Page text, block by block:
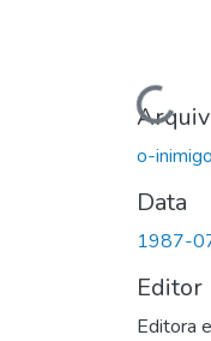
Carregando...
o-
Data
1987-
Editor
Editora